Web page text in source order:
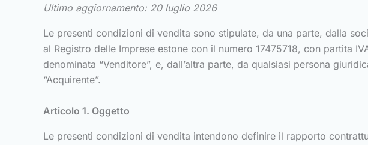
Ultimo aggiornamento: 20 luglio 2026
Le presenti condizioni di vendita sono stipulate, da una parte, dalla
al Registro delle Imprese estone con il numero 17475718, con partita
denominata “Venditore”, e, dall’altra parte, da qualsiasi persona
“Acquirente”.
Articolo 1. Oggetto
Le presenti condizioni di vendita intendono definire il rapporto